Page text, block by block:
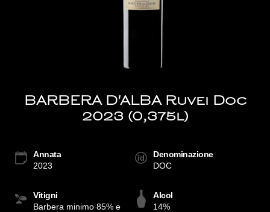
BARBERA D'ALBA Ruvei Doc
2023 (0,375l)
Annata
2023
Denominazione
DOC
Vitigni
Barbera minimo 85% e
Alcol
14%